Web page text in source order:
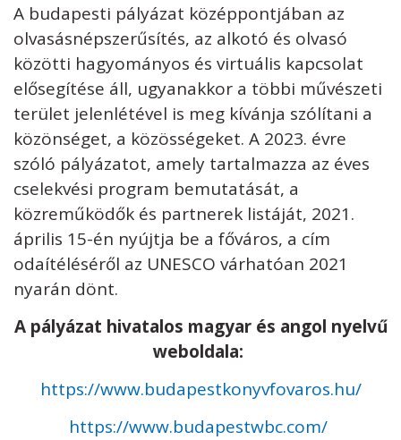
A budapesti pályázat középpontjában az
olvasásnépszerűsítés, az alkotó és olvasó
közötti hagyományos és virtuális kapcsolat
elősegítése áll, ugyanakkor a többi művészeti
terület jelenlétével is meg kívánja szólítani a
közönséget, a közösségeket. A 2023. évre
szóló pályázatot, amely tartalmazza az éves
cselekvési program bemutatását, a
közreműködők és partnerek listáját, 2021.
április 15-én nyújtja be a főváros, a cím
odaítéléséről az UNESCO várhatóan 2021
nyarán dönt.
A pályázat hivatalos magyar és angol nyelvű
weboldala:
https://www.budapestkonyvfovaros.hu/
https://www.budapestwbc.com/